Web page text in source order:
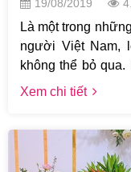
19/08/2019
Là một trong
người Việt Nam,
không thể bỏ
và lễ rước dâu
đình họ nhà gái.
tìm hiểu về các
Xem chi tiết